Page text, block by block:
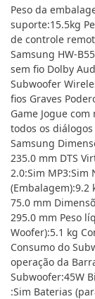
Peso da
suporte:15.5kg
de controle
Samsung HW-
sem fio Dolby
Subwoofer
fios Graves
Game Jogue
todos os
Samsung
235.0 mm DTS
2.0:Sim MP3:Sim
(Embalagem):9.2
75.0 mm
295.0 mm Peso
Woofer):5.1 kg
Consumo do
operação da
Subwoofer:45W
:Sim Baterias